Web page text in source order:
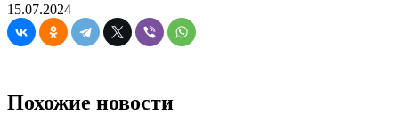
15.07.2024
Похожие новости